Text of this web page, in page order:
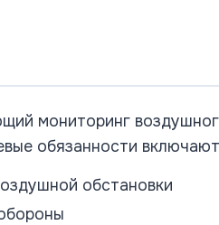
мониторинг
обязанности
обстановки